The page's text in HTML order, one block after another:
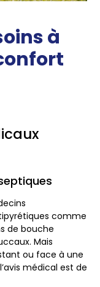
à
comme
de bouche
Mais
ou face à une
médical est de